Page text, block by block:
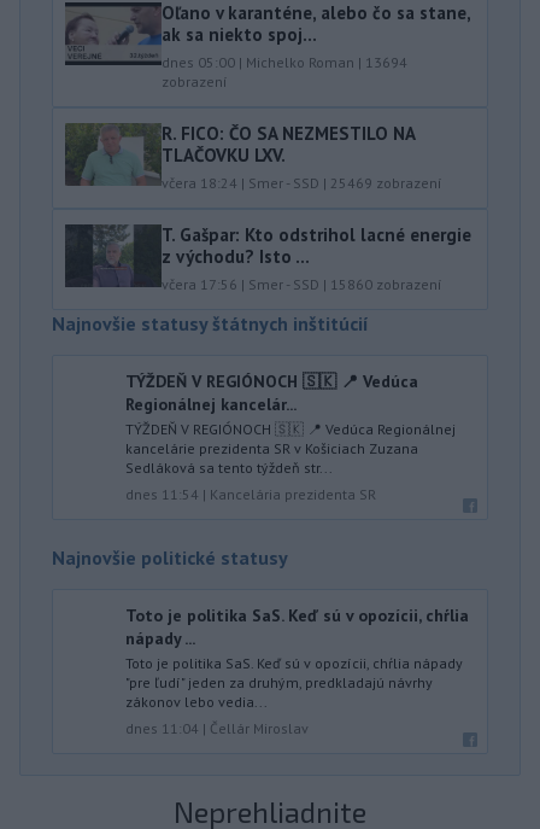
Oľano v karanténe, alebo čo sa stane,
ak sa niekto spoj...
dnes 05:00 | Michelko Roman | 13694
zobrazení
R. FICO: ČO SA NEZMESTILO NA
TLAČOVKU LXV.
včera 18:24 | Smer - SSD | 25469 zobrazení
T. Gašpar: Kto odstrihol lacné energie
z východu? Isto ...
včera 17:56 | Smer - SSD | 15860 zobrazení
Najnovšie statusy štátnych inštitúcií
TÝŽDEŇ V REGIÓNOCH 🇸🇰 📍 Vedúca
Regionálnej kancelár...
TÝŽDEŇ V REGIÓNOCH 🇸🇰 📍 Vedúca Regionálnej
kancelárie prezidenta SR v Košiciach Zuzana
Sedláková sa tento týždeň str...
dnes 11:54 | Kancelária prezidenta SR
Najnovšie politické statusy
Toto je politika SaS. Keď sú v opozícii, chŕlia
nápady ...
Toto je politika SaS. Keď sú v opozícii, chŕlia nápady
"pre ľudí" jeden za druhým, predkladajú návrhy
zákonov lebo vedia...
dnes 11:04 | Čellár Miroslav
Neprehliadnite